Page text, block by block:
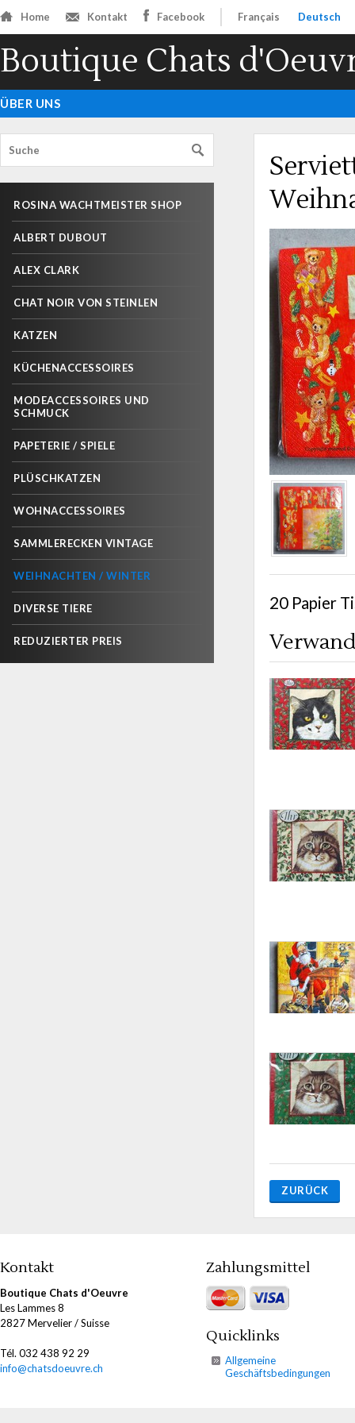
Home Kontakt Facebook Français Deutsch
Boutique Chats
ÜBER UNS
ROSINA WACHTMEISTER SHOP
ALBERT DUBOUT
ALEX CLARK
CHAT NOIR VON STEINLEN
KATZEN
KÜCHENACCESSOIRES
MODEACCESSOIRES UND
SCHMUCK
PAPETERIE / SPIELE
PLÜSCHKATZEN
WOHNACCESSOIRES
SAMMLERECKEN VINTAGE
WEIHNACHTEN / WINTER
DIVERSE TIERE
REDUZIERTER PREIS
20 Papier
ZURÜCK
Kontakt
Boutique Chats d'Oeuvre
Les Lammes 8
2827 Mervelier / Suisse
Tél. 032 438 92 29
info@chatsdoeuvre.ch
Zahlungsmittel
Quicklinks
Allgemeine
Geschäftsbedingungen